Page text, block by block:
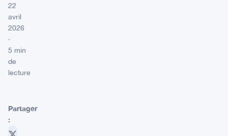
22
avril
2026
·
5 min
de
lecture
Partager
: